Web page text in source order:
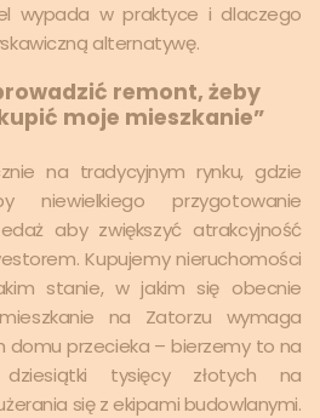
wypada w praktyce i dlaczego
alternatywę.
remont, żeby
moje mieszkanie”
na tradycyjnym rynku, gdzie
niewielkiego przygotowanie
aby zwiększyć atrakcyjność
Kupujemy nieruchomości
stanie, w jakim się obecnie
na Zatorzu wymaga
domu przecieka – bierzemy to na
dziesiątki tysięcy złotych na
się z ekipami budowlanymi.